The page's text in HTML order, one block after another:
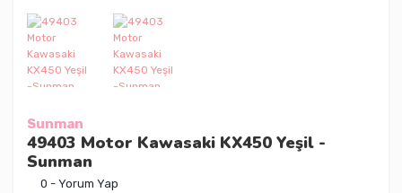
Sunman
49403 Motor Kawasaki KX450 Yeşil -
Sunman
0 - Yorum Yap